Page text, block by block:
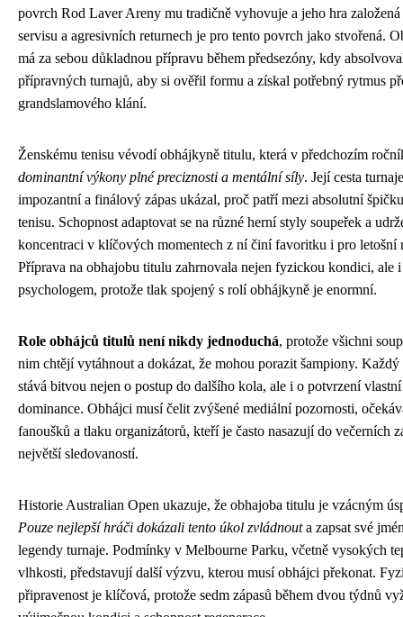
povrch Rod Laver Areny mu tradičně vyhovuje a jeho hra založená
servisu a agresivních returnech je pro tento povrch jako stvořená.
má za sebou důkladnou přípravu během předsezóny, kdy
přípravných turnajů, aby si ověřil formu a získal potřebný rytmus
grandslamového klání.
Ženskému tenisu vévodí obhájkyně titulu, která v předchozím
dominantní výkony plné preciznosti a mentální síly. Její cesta
impozantní a finálový zápas ukázal, proč patří mezi absolutní
tenisu. Schopnost adaptovat se na různé herní styly soupeřek a
koncentraci v klíčových momentech z ní činí favoritku i pro letošní
Příprava na obhajobu titulu zahrnovala nejen fyzickou kondici, ale
psychologem, protože tlak spojený s rolí obhájkyně je enormní.
Role obhájců titulů není nikdy jednoduchá, protože všichni
nim chtějí vytáhnout a dokázat, že mohou porazit šampiony. Každý
stává bitvou nejen o postup do dalšího kola, ale i o potvrzení
dominance. Obhájci musí čelit zvýšené mediální pozornosti,
fanoušků a tlaku organizátorů, kteří je často nasazují do večerních
největší sledovaností.
Historie Australian Open ukazuje, že obhajoba titulu je vzácným
Pouze nejlepší hráči dokázali tento úkol zvládnouta zapsat své
legendy turnaje. Podmínky v Melbourne Parku, včetně vysokých
vlhkosti, představují další výzvu, kterou musí obhájci překonat.
připravenost je klíčová, protože sedm zápasů během dvou týdnů